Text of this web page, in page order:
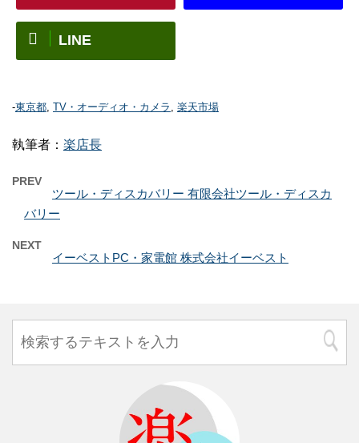
LINE
-東京都, TV・オーディオ・カメラ , 楽天市場
執筆者： 楽店長
PREV
ツール・ディスカバリー 有限会社ツール・ディスカ
バリー
NEXT
イーベストPC・家電館 株式会社イーベスト